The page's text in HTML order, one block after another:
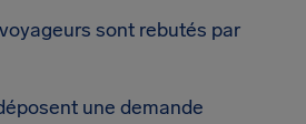
sont rebutés par
une demande